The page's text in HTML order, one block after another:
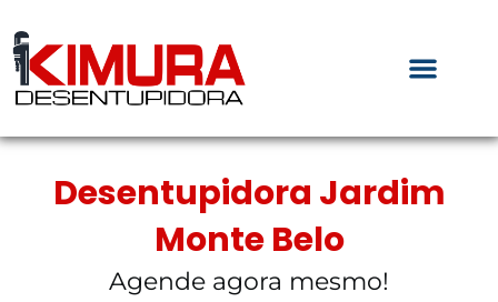
Desentupidora Jardim
Monte Belo
Agende agora mesmo!